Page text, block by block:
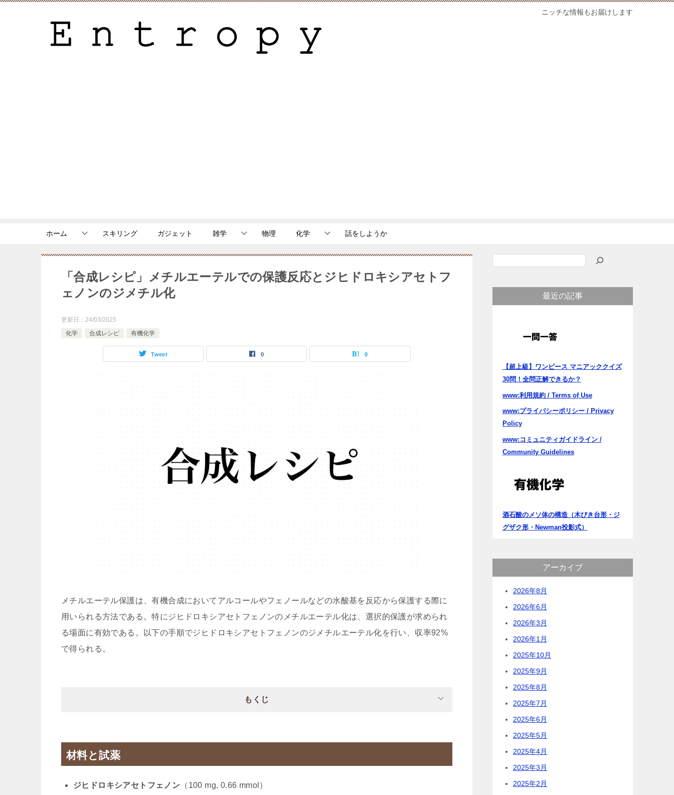
ニッチな情報もお届けします
ホーム スキリング ガジェット 雑学 物理 化学 話をしようか
「合成レシピ」メチルエーテルでの保護反応とジヒドロキシアセトフ
ェノンのジメチル化
更新日： 24/03/2025
化学
合成レシピ 有機化学
Tweet 0 0
メチルエーテル保護は、有機合成においてアルコールやフェノールなどの水酸基を反応から保護する際に
用いられる方法である。特にジヒドロキシアセトフェノンのメチルエーテル化は、選択的保護が求められ
る場面に有効である。以下の手順でジヒドロキシアセトフェノンのジメチルエーテル化を行い、収率92%
で得られる。
もくじ
材料と試薬
ジヒドロキシアセトフェノン （100 mg, 0.66 mmol）
最近の記事
【超上級】ワンピース マニアッククイズ
30問！全問正解できるか？
www:利用規約 / Terms of Use
www:プライバシーポリシー / Privacy
Policy
www:コミュニティガイドライン /
Community Guidelines
酒石酸のメソ体の構造（木びき台形・ジ
グザク形・Newman投影式）
アーカイブ
2026年8月
2026年6月
2026年3月
2026年1月
2025年10月
2025年9月
2025年8月
2025年7月
2025年6月
2025年5月
2025年4月
2025年3月
2025年2月